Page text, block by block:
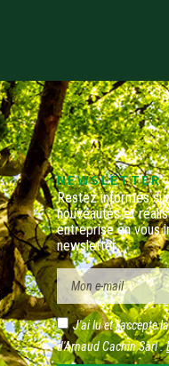
NEWSLETTER
Restez informés
nouveautés et
entreprise en vous
newsletter.
J'ai lu et j'accepte
d'Arnaud Cachin Sàrl .